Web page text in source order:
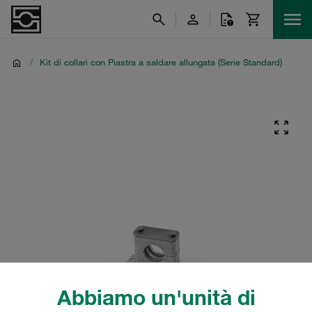
Abbiamo un'unità di
/ Kit di collari con Piastra a saldare allungata (Serie Standard)